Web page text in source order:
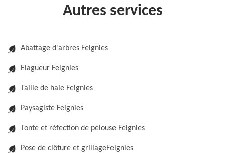
Autres services
Abattage d'arbres Feignies
Elagueur Feignies
Taille de haie Feignies
Paysagiste Feignies
Tonte et réfection de pelouse Feignies
Pose de clôture et grillageFeignies